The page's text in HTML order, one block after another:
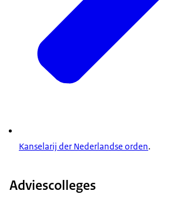
Kanselarij der Nederlandse orden.
Adviescolleges